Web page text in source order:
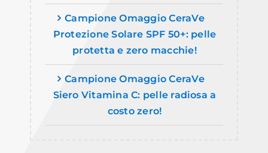
Campione Omaggio CeraVe
Protezione Solare SPF 50+: pelle
protetta e zero macchie!
Campione Omaggio CeraVe
Siero Vitamina C: pelle radiosa a
costo zero!